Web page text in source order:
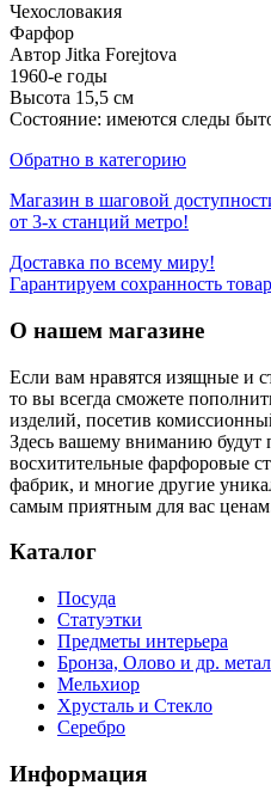
Чехословакия
Фарфор
Автор Jitka Forejtova
1960-е годы
Высота 15,5 см
Состояние: имеются следы
Обратно в категорию
Магазин в шаговой
от 3-х станций метро!
Доставка по всему миру!
Гарантируем сохранность
О нашем магазине
Если вам нравятся изящные и
то вы всегда сможете
изделий, посетив
Здесь вашему вниманию будут
восхитительные фарфоровые
фабрик, и многие другие
самым приятным для вас
Каталог
Посуда
Статуэтки
Предметы интерьера
Бронза, Олово и др.
Мельхиор
Хрусталь и Стекло
Серебро
Информация